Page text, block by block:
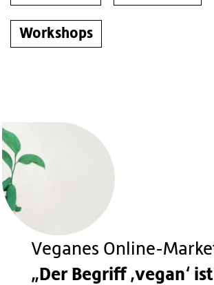
Workshops
Veganes Online-
„Der Begriff ‚vegan‘ ist